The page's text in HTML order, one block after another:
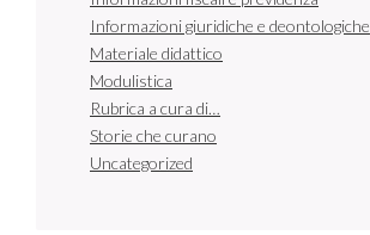
Informazioni giuridiche e deontologiche
Materiale didattico
Modulistica
Rubrica a cura di…
Storie che curano
Uncategorized